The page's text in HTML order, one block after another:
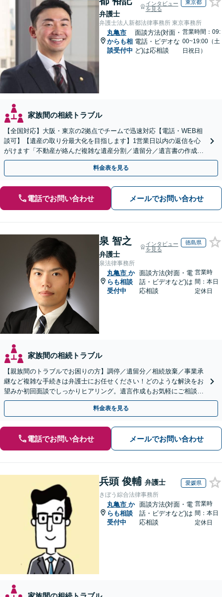
弁護士
インタビュー
を見る
東京都
弁護士法人新都法律事務所 東京事務所
丸亀市
からも相
談受付中
面談方法(対面・
電話・ビデオな
ど)は応相談
営業時間：09:
00~19:00（土
日祝日）
家族間の相続トラブル
【全国対応】大阪・東京の2拠点でチームで迅速対応【電話・WEB相
談可】【遺産の取り分最大化を目指します】1営業日以内の返信を心
がけます「不動産が絡んだ複雑な遺産分割／遺留分／遺言書の作成・
執行／事業承継など、お任せください」【休日相談あり】
料金表を見る
電話でお問い合わせ メールでお問い合わせ
泉 智之
弁護士
インタビュー
を見る
徳島県
泉法律事務所
丸亀市 か
らも相談
受付中
面談方法(対面・電
話・ビデオなど)は
応相談
営業時
間：本日
定休日
家族間の相続トラブル
【親族間のトラブルでお困りの方】調停／遺留分／相続放棄／事業承
継など複雑な手続きは弁護士にお任せください！どのような解決をお
望みか初回面談でしっかりヒアリング。遺言作成もお気軽にご相談く
ださい。
料金表を見る
電話でお問い合わせ メールでお問い合わせ
兵頭 俊輔 弁護士 愛媛県
きぼう綜合法律事務所
丸亀市 か
らも相談
受付中
面談方法(対面・電
話・ビデオなど)は
応相談
営業時
間：本日
定休日